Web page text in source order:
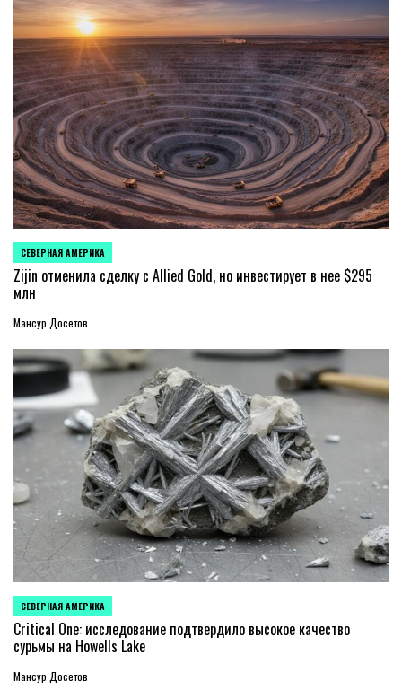
ОПУБЛИКОВАНО
В
СЕВЕРНАЯ АМЕРИКА
Zijin отменила сделку с Allied Gold, но инвестирует в нее $295
млн
Мансур Досетов
ОПУБЛИКОВАНО
В
СЕВЕРНАЯ АМЕРИКА
Critical One: исследование подтвердило высокое качество
сурьмы на Howells Lake
Мансур Досетов